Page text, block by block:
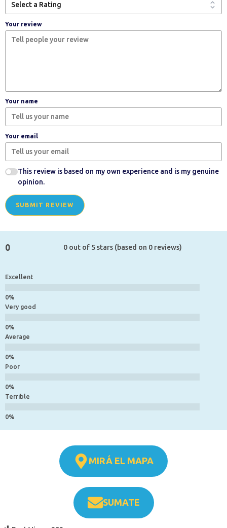
Your review
Your name
Your email
This review is based on my own experience and is my genuine
opinion.
SUBMIT REVIEW
0 0 out of 5 stars (based on 0 reviews)
Excellent
Very good
Average
Poor
Terrible
MIRÁ EL MAPA
SUMATE